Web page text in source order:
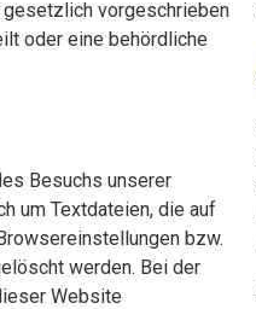
vorgeschrieben
oder eine behördliche
Besuchs unserer
um Textdateien, die auf
bzw.
werden. Bei der
Website